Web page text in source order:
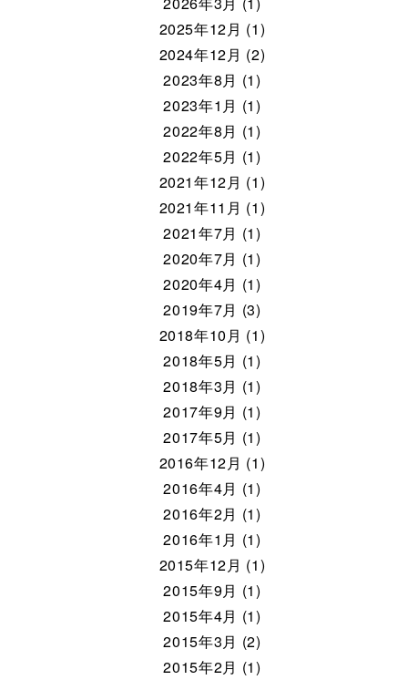
2025年12月 (1)
2024年12月 (2)
2023年8月 (1)
2023年1月 (1)
2022年8月 (1)
2022年5月 (1)
2021年12月 (1)
2021年11月 (1)
2021年7月 (1)
2020年7月 (1)
2020年4月 (1)
2019年7月 (3)
2018年10月 (1)
2018年5月 (1)
2018年3月 (1)
2017年9月 (1)
2017年5月 (1)
2016年12月 (1)
2016年4月 (1)
2016年2月 (1)
2016年1月 (1)
2015年12月 (1)
2015年9月 (1)
2015年4月 (1)
2015年3月 (2)
2015年2月 (1)